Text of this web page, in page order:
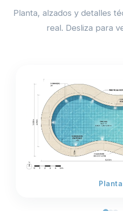
Planta, alzados y detalles
real. Desliza para
Planta